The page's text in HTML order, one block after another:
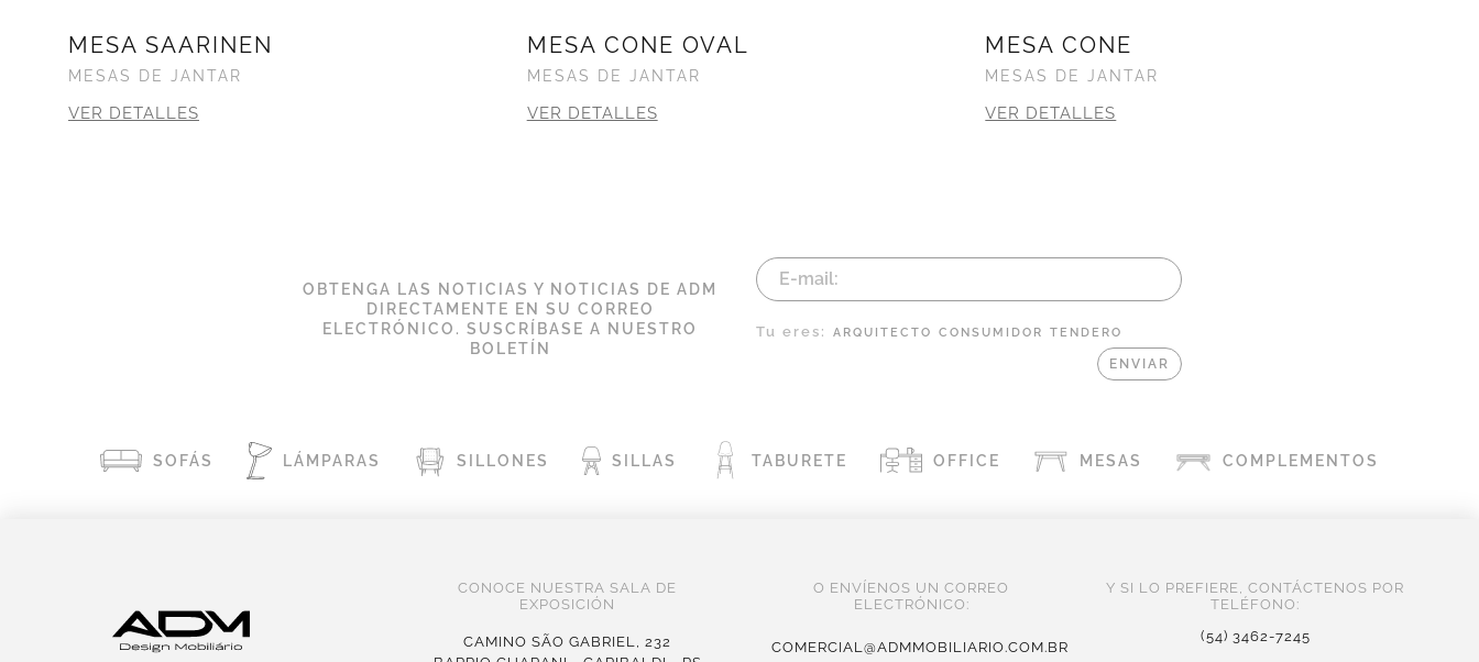
MESA SAARINEN
MESAS DE JANTAR
VER DETALLES
MESA CONE OVAL
MESAS DE JANTAR
VER DETALLES
MESA CONE
MESAS DE JANTAR
VER DETALLES
OBTENGA LAS NOTICIAS Y NOTICIAS DE ADM
DIRECTAMENTE EN SU CORREO
ELECTRÓNICO. SUSCRÍBASE A NUESTRO
BOLETÍN
Tu eres: ARQUITECTO CONSUMIDOR TENDERO
SOFÁS LÁMPARAS SILLONES SILLAS TABURETE OFFICE MESAS COMPLEMENTOS
CONOCE NUESTRA SALA DE
EXPOSICIÓN
CAMINO SÃO GABRIEL, 232
O ENVÍENOS UN CORREO
ELECTRÓNICO:
COMERCIAL@ADMMOBILIARIO.COM.BR
Y SI LO PREFIERE, CONTÁCTENOS POR
TELÉFONO:
(54) 3462-7245